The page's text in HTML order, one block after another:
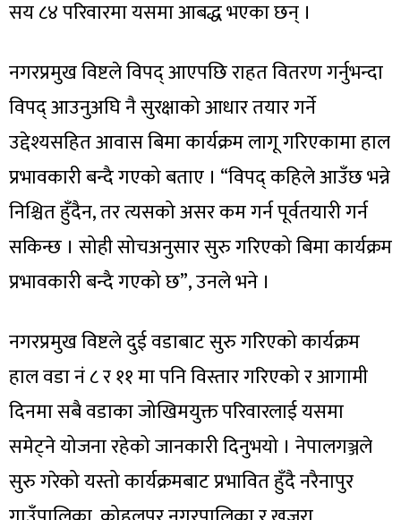
सय ८४ परिवारमा यसमा आबद्ध भएका छन् ।
नगरप्रमुख विष्टले विपद् आएपछि राहत वितरण गर्नुभन्दा
विपद् आउनुअघि नै सुरक्षाको आधार तयार गर्ने
उद्देश्यसहित आवास बिमा कार्यक्रम लागू गरिएकामा हाल
प्रभावकारी बन्दै गएको बताए । “विपद् कहिले आउँछ भन्ने
निश्चित हुँदैन, तर त्यसको असर कम गर्न पूर्वतयारी गर्न
सकिन्छ । सोही सोचअनुसार सुरु गरिएको बिमा कार्यक्रम
प्रभावकारी बन्दै गएको छ”, उनले भने ।
नगरप्रमुख विष्टले दुई वडाबाट सुरु गरिएको कार्यक्रम
हाल वडा नं ८ र ११ मा पनि विस्तार गरिएको र आगामी
दिनमा सबै वडाका जोखिमयुक्त परिवारलाई यसमा
समेट्ने योजना रहेको जानकारी दिनुभयो । नेपालगञ्जले
सुरु गरेको यस्तो कार्यक्रमबाट प्रभावित हुँदै नरैनापुर